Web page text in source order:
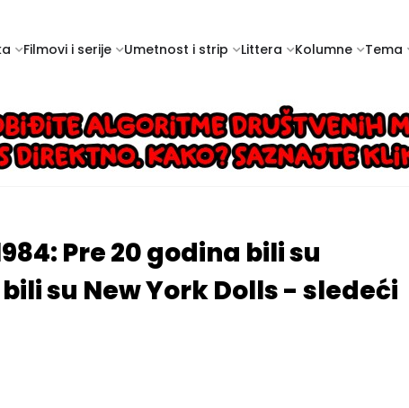
Filmovi i serije Umetnost i strip Littera Kolumne Tema
Pre 20 godina bili su
su New York Dolls - sledeći